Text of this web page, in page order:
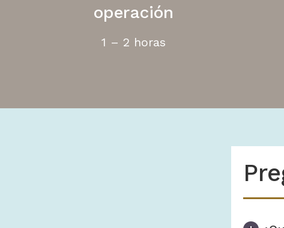
operación
1 – 2 horas